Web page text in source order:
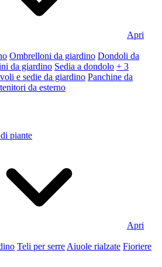
Apri
Ombrelloni da giardino Dondoli da
da giardino Sedia a dondolo + 3
e sedie da giardino Panchine da
da esterno
piante
Apri
Teli per serre Aiuole rialzate Fioriere